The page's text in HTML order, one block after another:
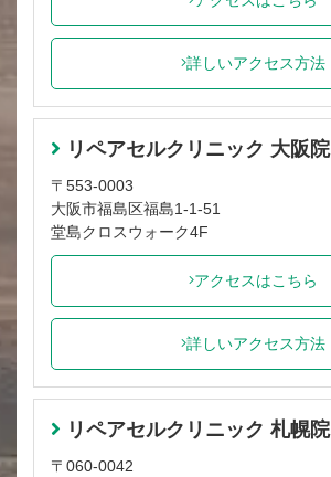
詳しいアクセス方法
リペアセルクリニック 大阪院
〒553-0003
大阪市福島区福島1-1-51
堂島クロスウォーク4F
アクセスはこちら
詳しいアクセス方法
リペアセルクリニック 札幌院
〒060-0042